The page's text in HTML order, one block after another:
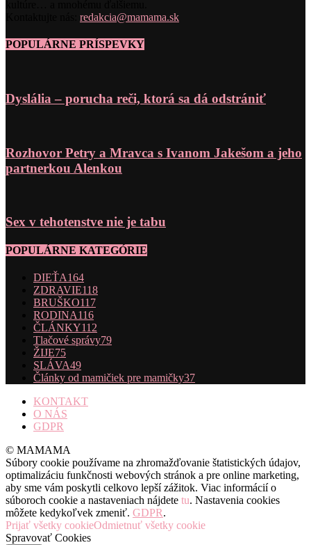
redakcia@mamama.sk
POPULÁRNE PRÍSPEVKY
Dyslália – porucha reči, ktorá sa dá odstrániť
Rozhovor Petry a Mravca s Ivanom Jakešom a jeho
partnerkou Alenkou
Sex v tehotenstve nie je tabu
POPULÁRNE KATEGÓRIE
DIEŤA164
ZDRAVIE118
BRUŠKO117
RODINA116
ČLÁNKY112
Tlačové správy79
ŽIJE75
SLÁVA49
Články od mamičiek pre mamičky37
KONTAKT
O NÁS
GDPR
© MAMAMA
Súbory cookie používame na zhromažďovanie štatistických údajov,
optimalizáciu funkčnosti webových stránok a pre online marketing,
aby sme vám poskytli celkovo lepší zážitok. Viac informácií o
súboroch cookie a nastaveniach nájdete tu. Nastavenia cookies
môžete kedykoľvek zmeniť. GDPR.
Prijať všetky cookieOdmietnuť všetky cookie
Spravovať Cookies